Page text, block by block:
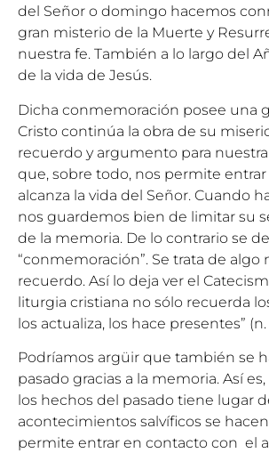
del Señor o domingo hacemos
gran misterio de la Muerte y
nuestra fe. También a lo largo del
de la vida de Jesús.
Dicha conmemoración posee una
Cristo continúa la obra de su
recuerdo y argumento para
que, sobre todo, nos permite
alcanza la vida del Señor. Cuando
nos guardemos bien de limitar su
de la memoria. De lo contrario se
“conmemoración”. Se trata de
recuerdo. Así lo deja ver el
liturgia cristiana no sólo recuerda
los actualiza, los hace presentes” (n.
Podríamos argüir que también se
pasado gracias a la memoria. Así
los hechos del pasado tiene lugar
acontecimientos salvíficos se
permite entrar en contacto con el